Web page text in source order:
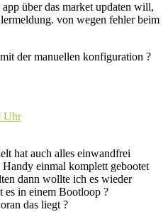
über das market updaten will,
von wegen fehler beim
der manuellen konfiguration ?
Uhr
hat auch alles einwandfrei
einmal komplett gebootet
dann wollte ich es wieder
es in einem Bootloop ?
das liegt ?